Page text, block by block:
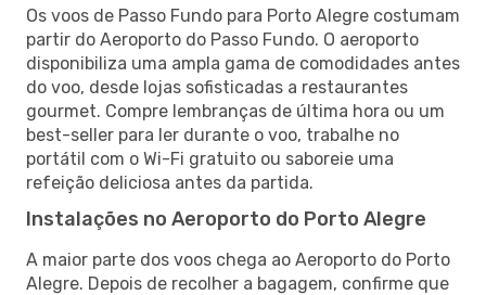
Os voos de Passo Fundo para Porto Alegre costumam
partir do Aeroporto do Passo Fundo. O aeroporto
disponibiliza uma ampla gama de comodidades antes
do voo, desde lojas sofisticadas a restaurantes
gourmet. Compre lembranças de última hora ou um
best-seller para ler durante o voo, trabalhe no
portátil com o Wi-Fi gratuito ou saboreie uma
refeição deliciosa antes da partida.
Instalações no Aeroporto do Porto Alegre
A maior parte dos voos chega ao Aeroporto do Porto
Alegre. Depois de recolher a bagagem, confirme que